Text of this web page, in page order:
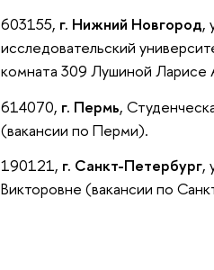
603155, г. Нижний Новгород,
исследовательский
комната 309 Лушиной Ларисе
614070, г. Пермь,
(вакансии по Перми).
190121, г. Санкт-Петербург,
Викторовне (вакансии по